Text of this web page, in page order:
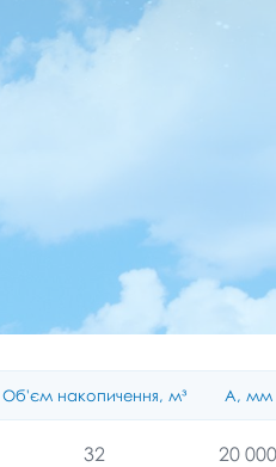
Об'єм накопичення, м³ A, мм
32 20 000